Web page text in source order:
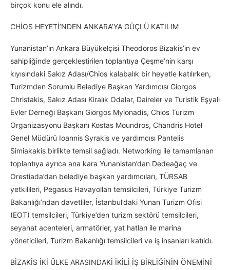
birçok konu ele alındı.
CHİOS HEYETİ’NDEN ANKARA’YA GÜÇLÜ KATILIM
Yunanistan’ın Ankara Büyükelçisi Theodoros Bizakis’in ev
sahipliğinde gerçekleştirilen toplantıya Çeşme’nin karşı
kıyısındaki Sakız Adası/Chios kalabalık bir heyetle katılırken,
Turizmden Sorumlu Belediye Başkan Yardımcısı Giorgos
Christakis, Sakız Adası Kiralık Odalar, Daireler ve Turistik Eşyalı
Evler Derneği Başkanı Giorgos Mylonadis, Chios Turizm
Organizasyonu Başkanı Kostas Moundros, Chandris Hotel
Genel Müdürü Ioannis Syrakis ve yardımcısı Pantelis
Simiakakis birlikte temsil sağladı. Networking ile tamamlanan
toplantıya ayrıca ana kara Yunanistan’dan Dedeağaç ve
Orestiada’dan belediye başkan yardımcıları, TÜRSAB
yetkilileri, Pegasus Havayolları temsilcileri, Türkiye Turizm
Bakanlığı’ndan davetliler, İstanbul’daki Yunan Turizm Ofisi
(EOT) temsilcileri, Türkiye’den turizm sektörü temsilcileri,
seyahat acenteleri, armatörler, yat hatları ile marina
yöneticileri, Turizm Bakanlığı temsilcileri ve iş insanları katıldı.
BİZAKİS İKİ ÜLKE ARASINDAKİ İKİLİ İŞ BİRLİĞİNİN ÖNEMİNİ